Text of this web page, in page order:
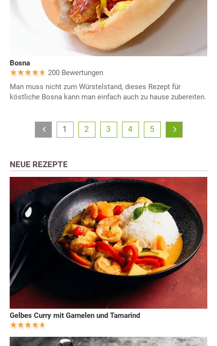
Bosna
200 Bewertungen
Man muss nicht zum Würstelstand, dieses Rezept für
köstliche Bosna kann man einfach auch zu hause zubereiten.
1 2 3 4 5
NEUE REZEPTE
Gelbes Curry mit Garnelen und Tamarind